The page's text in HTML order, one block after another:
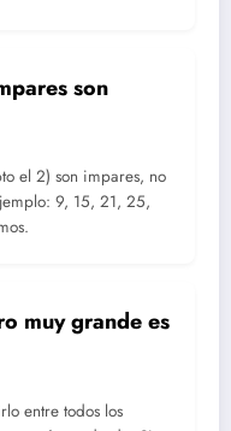
son
el 2) son impares, no
9, 15, 21, 25,
muy grande es
entre todos los